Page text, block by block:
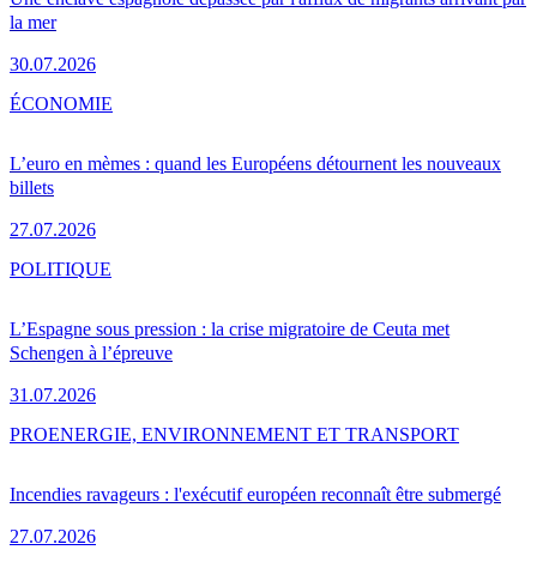
la mer
30.07.2026
L’euro en mèmes : quand les Européens détournent les nouveaux
billets
27.07.2026
ÉCONOMIE
L’Espagne sous pression : la crise migratoire de Ceuta met
Schengen à l’épreuve
31.07.2026
POLITIQUE
Incendies ravageurs : l'exécutif européen reconnaît être submergé
27.07.2026
PROENERGIE, ENVIRONNEMENT ET TRANSPORT